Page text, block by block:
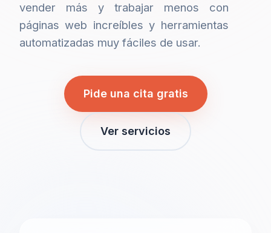
vender más y trabajar menos con
páginas web increíbles y herramientas
automatizadas muy fáciles de usar.
Pide una cita gratis
Ver servicios